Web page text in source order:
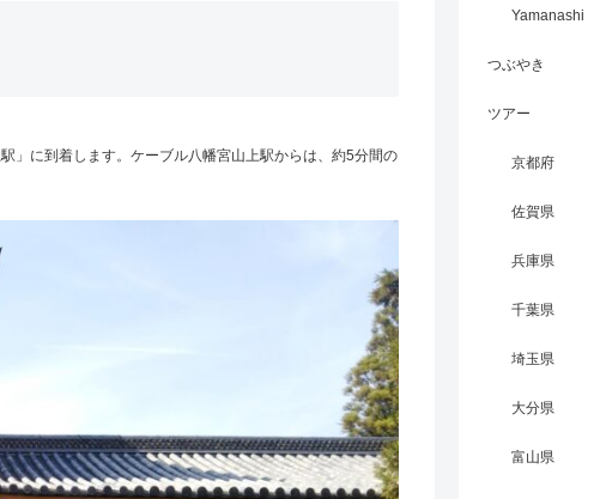
」に到着します。ケーブル八幡宮山上駅からは、約5分間の
Yamanashi
つぶやき
ツアー
京都府
佐賀県
兵庫県
千葉県
埼玉県
大分県
富山県